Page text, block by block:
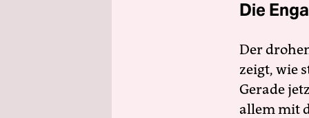
Die
Der
zeigt, wie
Gerade
allem mit